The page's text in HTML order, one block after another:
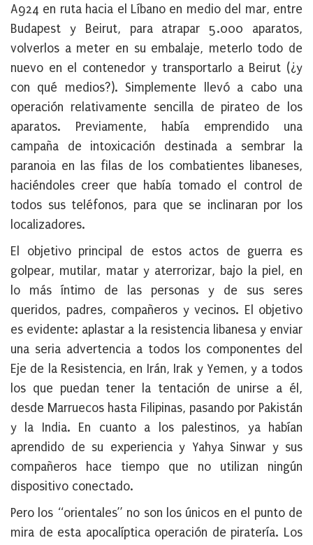
A924 en ruta hacia el Líbano en medio del mar, entre
Budapest y Beirut, para atrapar 5.000 aparatos,
volverlos a meter en su embalaje, meterlo todo de
nuevo en el contenedor y transportarlo a Beirut (¿y
con qué medios?). Simplemente llevó a cabo una
operación relativamente sencilla de pirateo de los
aparatos. Previamente, había emprendido una
campaña de intoxicación destinada a sembrar la
paranoia en las filas de los combatientes libaneses,
haciéndoles creer que había tomado el control de
todos sus teléfonos, para que se inclinaran por los
localizadores.
El objetivo principal de estos actos de guerra es
golpear, mutilar, matar y aterrorizar, bajo la piel, en
lo más íntimo de las personas y de sus seres
queridos, padres, compañeros y vecinos. El objetivo
es evidente: aplastar a la resistencia libanesa y enviar
una seria advertencia a todos los componentes del
Eje de la Resistencia, en Irán, Irak y Yemen, y a todos
los que puedan tener la tentación de unirse a él,
desde Marruecos hasta Filipinas, pasando por Pakistán
y la India. En cuanto a los palestinos, ya habían
aprendido de su experiencia y Yahya Sinwar y sus
compañeros hace tiempo que no utilizan ningún
dispositivo conectado.
Pero los “orientales” no son los únicos en el punto de
mira de esta apocalíptica operación de piratería. Los